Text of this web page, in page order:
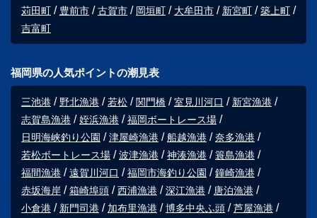
苅田町
豊前市 古賀市 岡垣町 大牟田市 新宮町
築上町
吉富町
福岡県の人気ポイントの潮見表
三池港 野北漁港 若松 関門橋 室見川河口
新宮漁港
志賀島漁港
姪浜漁港
福岡ボートレース場
日明海峡釣り公園
津屋崎漁港 船越漁港
奈多漁港
若松ボートレース場
波津漁港 神湊漁港
簑島漁港
福間漁港
遠賀川河口 福岡市海釣り公園
鐘崎漁港
赤坂海岸
箱崎埠頭 西浦漁港 深江漁港
唐泊漁港
小倉港
新門司港 加布里漁港 博多中央ふ頭
芦屋漁港